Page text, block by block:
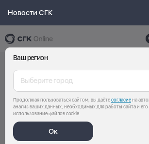
Новости СГК
Ваш регион
Выберите город
Продолжая пользоваться сайтом, вы даётесогласиена
анализ ваших данных, необходимых для работы сайта и его
использование файлов cookie.
Ок